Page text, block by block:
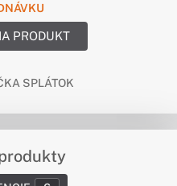
PRODUKT
SPLÁTOK